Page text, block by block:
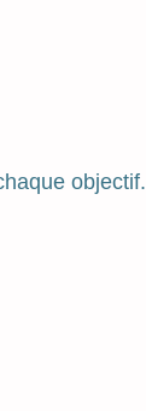
objectif.